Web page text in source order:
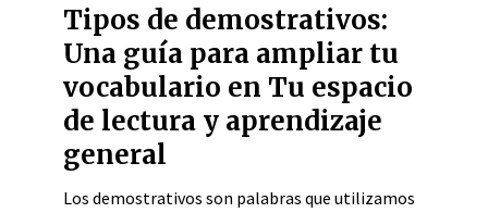
Tipos de demostrativos:
Una guía para ampliar tu
vocabulario en Tu espacio
de lectura y aprendizaje
general
Los demostrativos son palabras que utilizamos